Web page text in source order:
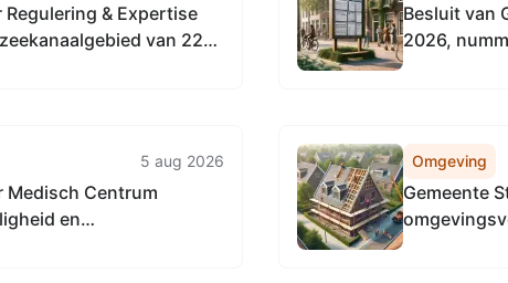
& Expertise
van 22
Besluit van
2026,
5 aug 2026
Centrum
en
Omgeving
Gemeente